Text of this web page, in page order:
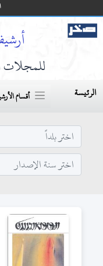
للمجلات
الرئيسة أقسام